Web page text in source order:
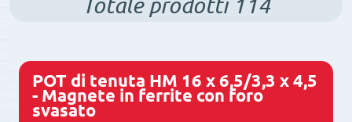
Totale prodotti 114
POT di tenuta HM 16 x 6,5/3,3 x 4,5
- Magnete in ferrite con foro
svasato